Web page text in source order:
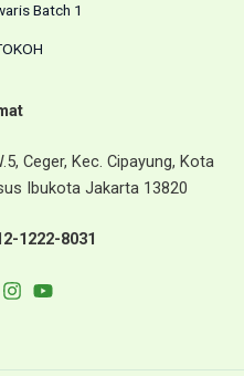
Batch 1
Ceger, Kec. Cipayung, Kota
Ibukota Jakarta 13820
1222-8031